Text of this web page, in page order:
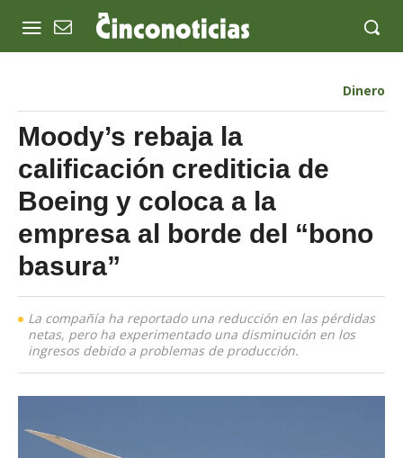
Dinero
Moody’s rebaja la
calificación crediticia de
Boeing y coloca a la
empresa al borde del “bono
basura”
La compañía ha reportado una reducción en las pérdidas
netas, pero ha experimentado una disminución en los
ingresos debido a problemas de producción.